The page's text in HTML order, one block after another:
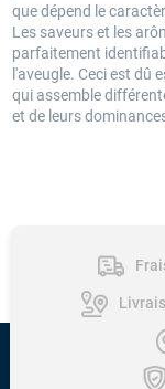
que dépend le
Les saveurs et les
parfaitement
l'aveugle. Ceci est dû
qui assemble
et de leurs